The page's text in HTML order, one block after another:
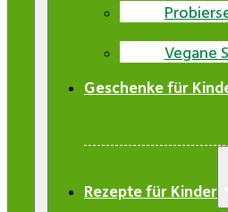
Vegane
Geschenke für
Rezepte für Kinder